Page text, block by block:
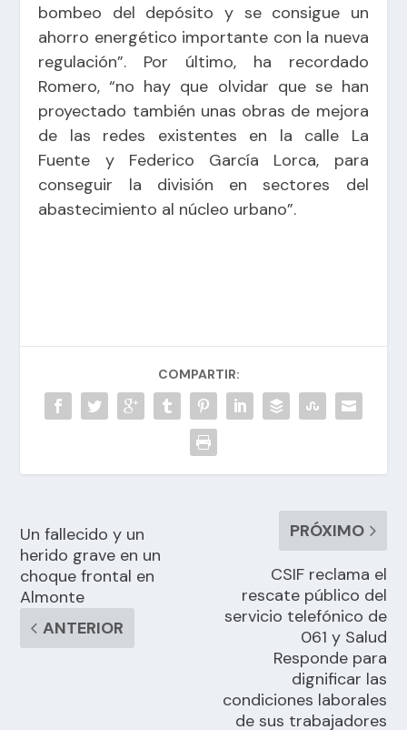
bombeo del depósito y se consigue un
ahorro energético importante con la nueva
regulación”. Por último, ha recordado
Romero, “no hay que olvidar que se han
proyectado también unas obras de mejora
de las redes existentes en la calle La
Fuente y Federico García Lorca, para
conseguir la división en sectores del
abastecimiento al núcleo urbano”.
COMPARTIR:
Un fallecido y un
herido grave en un
choque frontal en
Almonte
ANTERIOR
PRÓXIMO
CSIF reclama el
rescate público del
servicio telefónico de
061 y Salud
Responde para
dignificar las
condiciones laborales
de sus trabajadores